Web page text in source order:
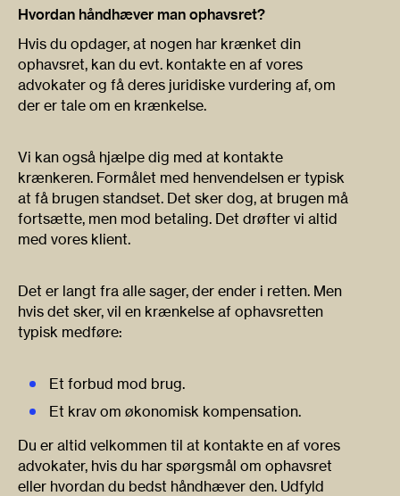
Hvordan håndhæver man ophavsret?
Hvis du opdager, at nogen har krænket din
ophavsret, kan du evt. kontakte en af vores
advokater og få deres juridiske vurdering af, om
der er tale om en krænkelse.
Vi kan også hjælpe dig med at kontakte
krænkeren. Formålet med henvendelsen er typisk
at få brugen standset. Det sker dog, at brugen må
fortsætte, men mod betaling. Det drøfter vi altid
med vores klient.
Det er langt fra alle sager, der ender i retten. Men
hvis det sker, vil en krænkelse af ophavsretten
typisk medføre:
Et forbud mod brug.
Et krav om økonomisk kompensation.
Du er altid velkommen til at kontakte en af vores
advokater, hvis du har spørgsmål om ophavsret
eller hvordan du bedst håndhæver den. Udfyld